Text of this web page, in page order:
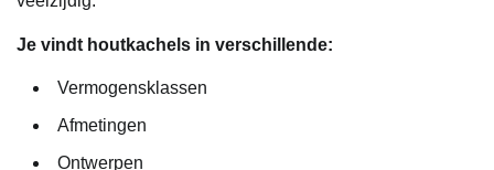
Je vindt houtkachels in verschillende:
Vermogensklassen
Afmetingen
Ontwerpen